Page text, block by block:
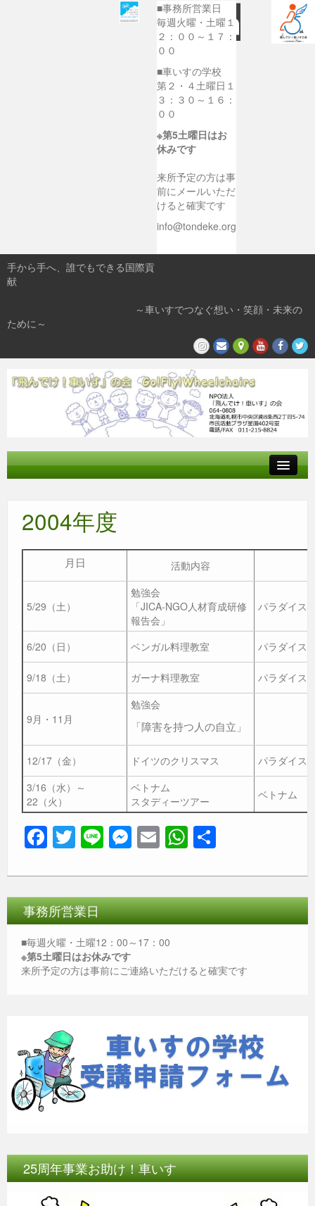
■事務所営業日
毎週火曜・土曜１
２：００～１７：
００
■車いすの学校
第２・４土曜日１
３：３０～１６：
００
※第5土曜日はお
休みです
来所予定の方は事
前にメールいただ
けると確実です
info@tondeke.org
手から手へ、誰でもできる国際貢
献
～車いすでつなぐ想い・笑顔・未来の
ために～
参加する
私たちの活動
2004年度
月日 活動内容
5/29（土）
勉強会
「JICA-NGO人材育成研修
報告会」
パラダイス
6/20（日） ベンガル料理教室 パラダイス
9/18（土） ガーナ料理教室 パラダイス
9月・11月
勉強会
「障害を持つ人の自立」
12/17（金） ドイツのクリスマス
パラダイス
3/16（水）～
22（火）
ベトナム
スタディーツアー
ベトナム
F
a
c
e
b
o
o
T
wi
tt
er
Li
n
e
M
e
ss
e
n
g
er
E
m
ail
W
h
at
s
A
p
事務所営業日
■毎週火曜・土曜12：00～17：00
※第5土曜日はお休みです
来所予定の方は事前にご連絡いただけると確実です
25周年事業お助け！車いす